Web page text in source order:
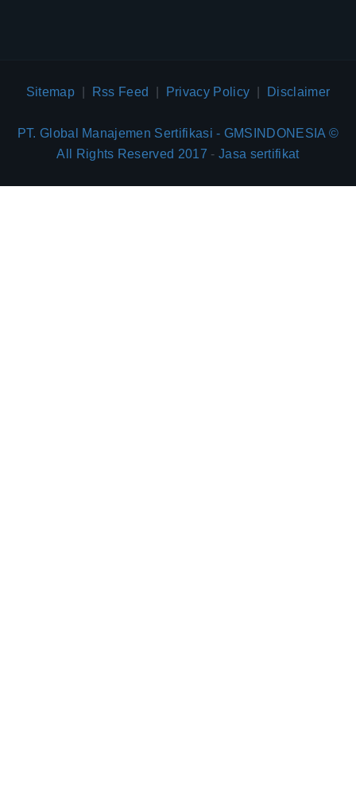
Sitemap Rss Feed Privacy Policy Disclaimer
PT. Global Manajemen Sertifikasi - GMSINDONESIA ©
All Rights Reserved 2017 - Jasa sertifikat